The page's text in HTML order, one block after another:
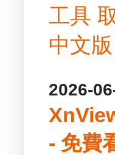
工具
中文版
2026-
- 免費